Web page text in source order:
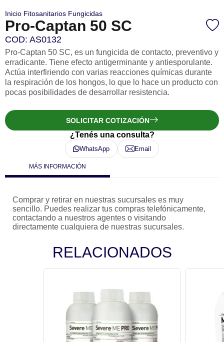
Inicio Fitosanitarios Fungicidas
Pro-Captan 50 SC
COD: AS0132
Pro-Captan 50 SC, es un fungicida de contacto, preventivo y
erradicante. Tiene efecto antigerminante y antiesporulante.
Actúa interfiriendo con varias reacciones químicas durante
la respiración de los hongos, lo que lo hace un producto con
pocas posibilidades de desarrollar resistencia.
SOLICITAR COTIZACIÓN
¿Tenés una consulta?
WhatsApp Email
MÁS INFORMACIÓN
Comprar y retirar en nuestras sucursales es muy
sencillo. Puedes realizar tus compras telefónicamente,
contactando a nuestros agentes o visitando
directamente cualquiera de nuestras sucursales.
RELACIONADOS